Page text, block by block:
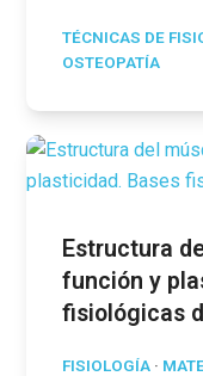
TÉCNICAS DE
OSTEOPATÍA
Estructura
función y
fisiológicas
FISIOLOGÍA ·